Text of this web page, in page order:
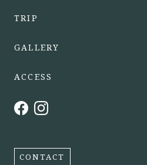
TRIP
GALLERY
ACCESS
CONTACT